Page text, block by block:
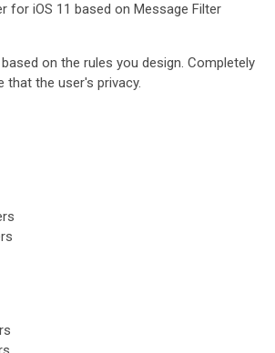
for iOS 11 based on Message Filter
on the rules you design. Completely
that the user's privacy.